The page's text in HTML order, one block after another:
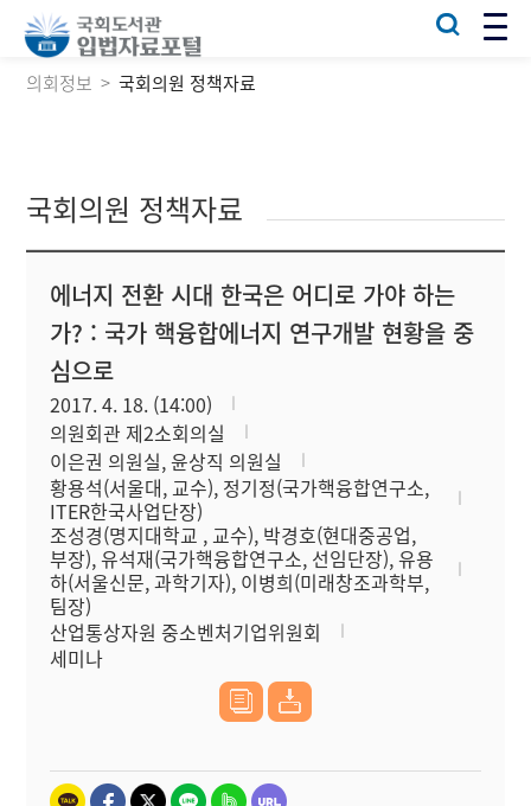
의회정보 국회의원 정책자료
국회의원 정책자료
에너지 전환 시대 한국은 어디로 가야 하는
가? : 국가 핵융합에너지 연구개발 현황을 중
심으로
2017. 4. 18. (14:00)
의원회관 제2소회의실
이은권 의원실, 윤상직 의원실
황용석(서울대, 교수), 정기정(국가핵융합연구소,
ITER한국사업단장)
조성경(명지대학교 , 교수), 박경호(현대중공업,
부장), 유석재(국가핵융합연구소, 선임단장), 유용
하(서울신문, 과학기자), 이병희(미래창조과학부,
팀장)
산업통상자원 중소벤처기업위원회
세미나